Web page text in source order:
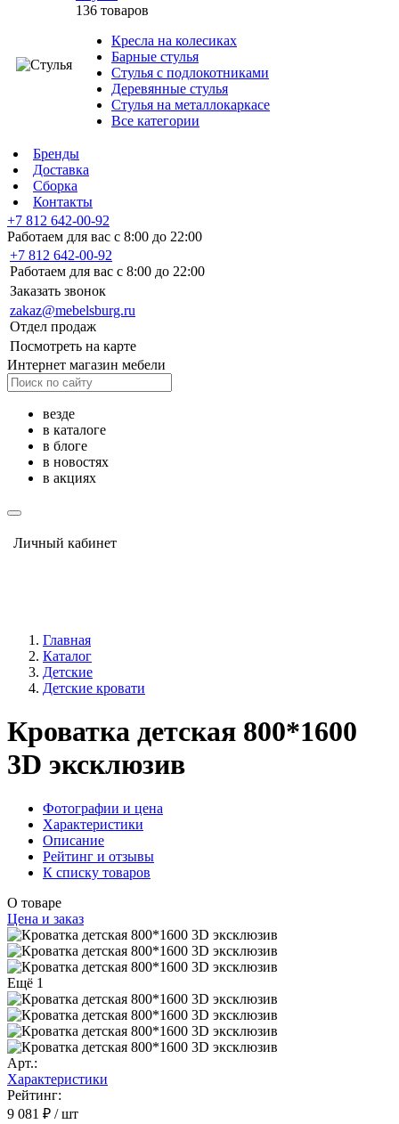
136 товаров
Кресла на колесиках
Барные стулья
Стулья с подлокотниками
Деревянные стулья
Стулья на металлокаркасе
Все категории
Бренды
Доставка
Сборка
Контакты
+7 812 642-00-92
Работаем для вас с 8:00 до 22:00
+7 812 642-00-92
Работаем для вас с 8:00 до 22:00
Заказать звонок
zakaz@mebelsburg.ru
Отдел продаж
Посмотреть на карте
Интернет магазин мебели
везде
в каталоге
в блоге
в новостях
в акциях
Личный кабинет
Главная
Каталог
Детские
Детские кровати
Кроватка детская 800*1600
3D эксклюзив
Фотографии и цена
Характеристики
Описание
Рейтинг и отзывы
К списку товаров
О товаре
Цена и заказ
Ещё 1
Арт.:
Характеристики
Рейтинг:
9 081 ₽ / шт